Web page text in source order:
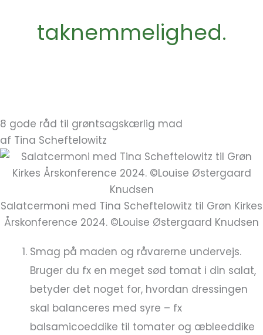
taknemmelighed.
8 gode råd til grøntsagskærlig mad
af Tina Scheftelowitz
Salatcermoni med Tina Scheftelowitz til Grøn Kirkes
Årskonference 2024. ©Louise Østergaard Knudsen
Smag på maden og råvarerne undervejs.
Bruger du fx en meget sød tomat i din salat,
betyder det noget for, hvordan dressingen
skal balanceres med syre – fx
balsamicoeddike til tomater og æbleeddike